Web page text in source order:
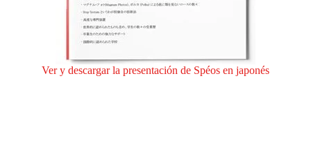
Ver y descargar la presentación de Spéos en japonés